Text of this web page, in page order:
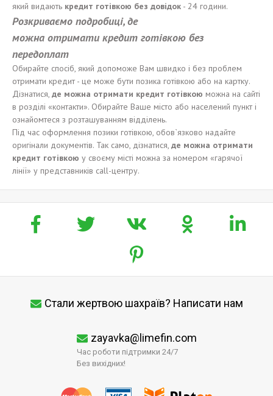
який видають кредит готівкою без довідок - 24 години.
Розкриваємо подробиці, де
можна отримати кредит готівкою без
передоплат
Обирайте спосіб, який допоможе Вам швидко і без проблем
отримати кредит - це може бути позика готівкою або на картку.
Дізнатися, де можна отримати кредит готівкою можна на сайті
в розділі «контакти». Обирайте Ваше місто або населений пункт і
ознайомтеся з розташуванням відділень.
Під час оформлення позики готівкою, обов`язково надайте
оригінали документів. Так само, дізнатися, де можна отримати
кредит готівкою у своєму місті можна за номером «гарячої
лінії» у представників call-центру.
Стали жертвою шахраїв? Написати нам
zayavka@limefin.com
Час роботи підтримки 24/7
Без вихідних!